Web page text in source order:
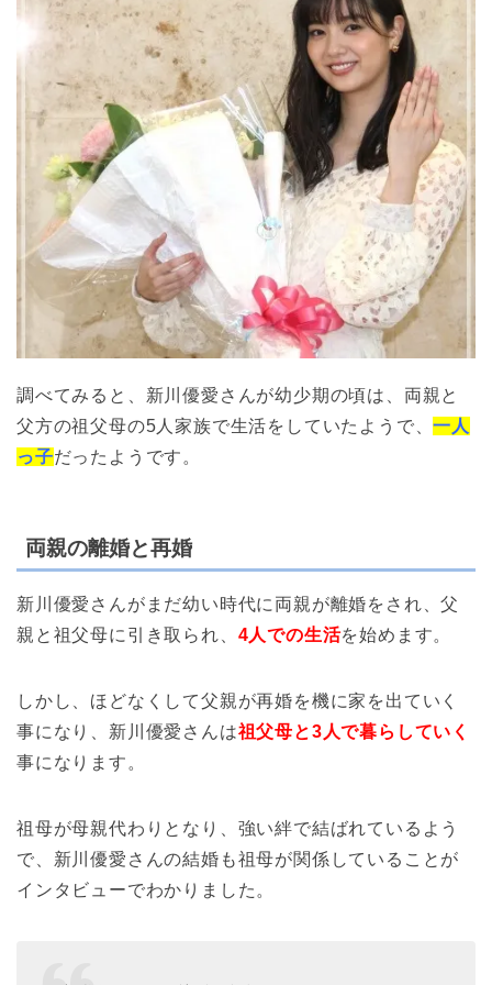
調べてみると、新川優愛さんが幼少期の頃は、 両親と
父方の祖父母の5人家族で生活をしていたようで、一人
っ子だったようです。
両親の離婚と再婚
新川優愛さんがまだ幼い時代に両親が離婚をされ、父
親と祖父母に引き取られ、 4人での生活を始めます。
しかし、ほどなくして父親が再婚を機に家を出ていく
事になり、新川優愛さんは祖父母と3人で暮らしていく
事になります。
祖母が母親代わりとなり、強い絆で結ばれているよう
で、新川優愛さんの結婚も祖母が関係していることが
インタビューでわかりました。